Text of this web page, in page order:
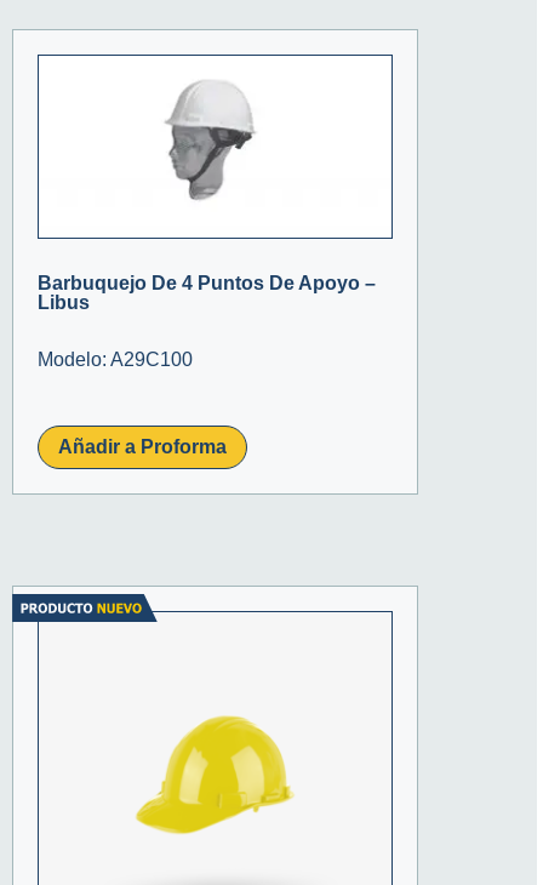
Barbuquejo De 4 Puntos De Apoyo –
Libus
Modelo: A29C100
Añadir a Proforma